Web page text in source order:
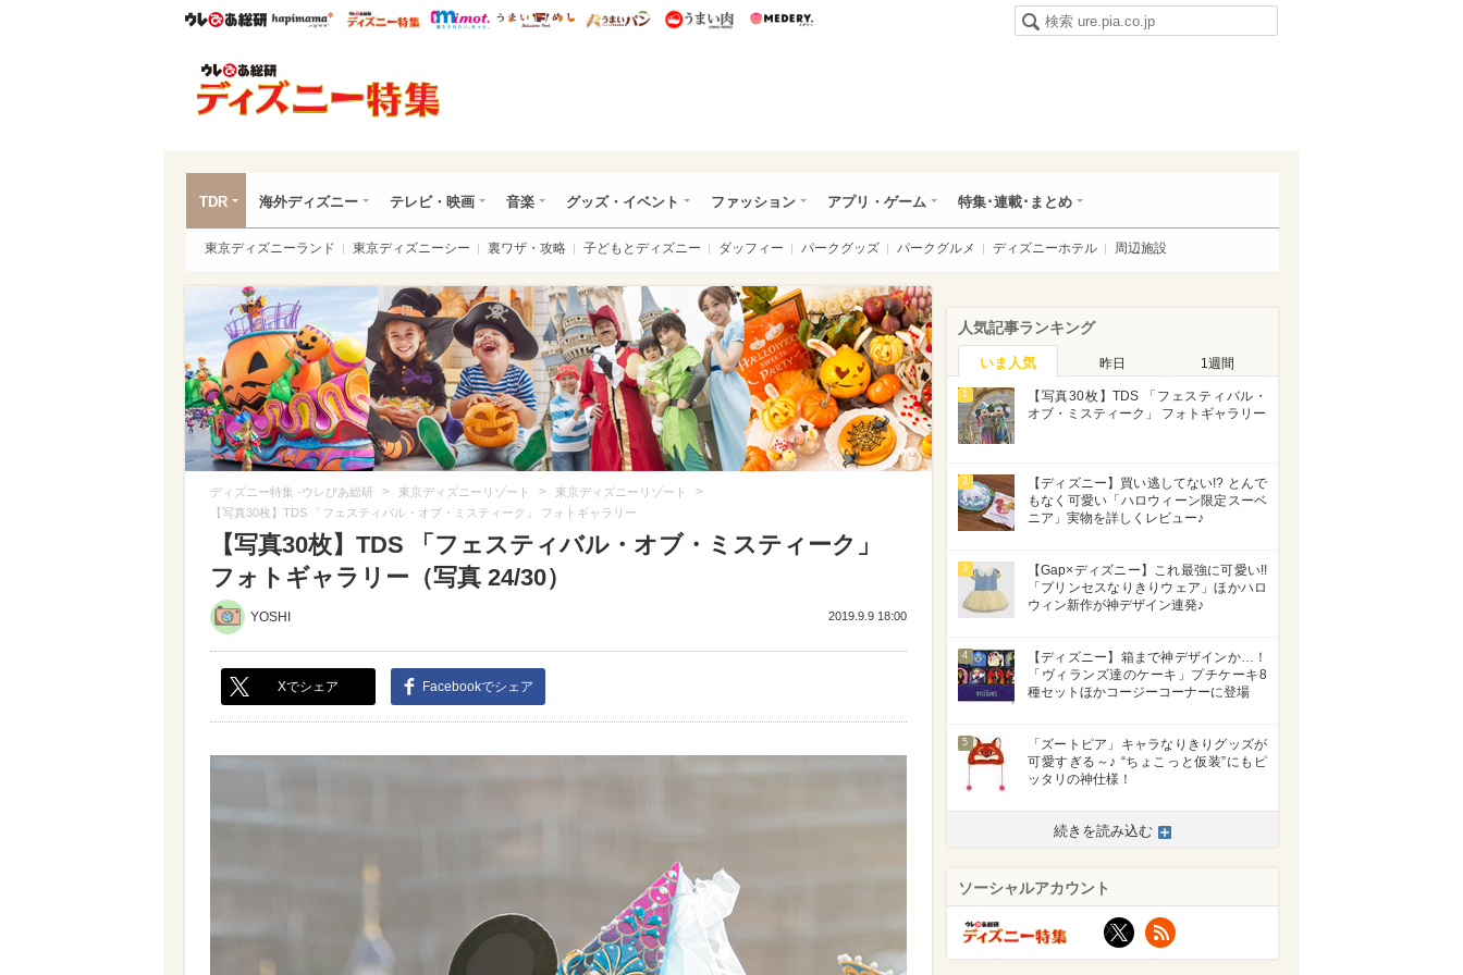
ウレぴあ総研ハピママ* ウレぴあ総研 ディズニー特集
mimot. うまいめし うまいパン うまい肉
TDR 海外ディズニー テレビ・映画 音楽 グッズ・イベント ファッション アプリ・ゲーム 特集･連載･まとめ
東京ディズニーランド 東京ディズニーシー 裏ワザ・攻略 子どもとディズニー ダッフィー パークグッズ パークグルメ ディズニーホテル 周辺施設
ディズニー特集 -ウレぴあ総研 > 東京ディズニーリゾート > 東京ディズニーリゾート >
【写真30枚】TDS 「フェスティバル・オブ・ミスティーク」 フォトギャラリー
【写真30枚】TDS 「フェスティバル・オブ・ミスティーク」
フォトギャラリー（写真 24/30）
YOSHI 2019.9.9 18:00
Xでシェア Facebookでシェア
人気記事ランキング
いま人気 昨日 1週間
1
【写真30枚】TDS 「フェスティバル・
オブ・ミスティーク」 フォトギャラリー
2
【ディズニー】買い逃してない!? とんで
もなく可愛い「ハロウィーン限定スーベ
ニア」実物を詳しくレビュー♪
3
【Gap×ディズニー】これ最強に可愛い!!
「プリンセスなりきりウェア」ほかハロ
ウィン新作が神デザイン連発♪
4
【ディズニー】箱まで神デザインか…！
「ヴィランズ達のケーキ」プチケーキ8
種セットほかコージーコーナーに登場
5
「ズートピア」キャラなりきりグッズが
可愛すぎる～♪ “ちょこっと仮装”にもピ
ッタリの神仕様！
続きを読み込む
ソーシャルアカウント
X